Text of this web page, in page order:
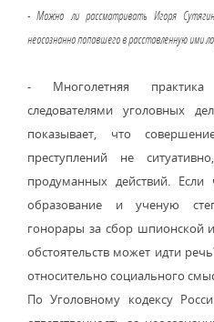
- Можно ли рассматривать Игоря
неосознанно попавшего в расставленную ими
- Многолетняя практика
следователями уголовных
показывает, что
преступлений не
продуманных действий.
образование и ученую
гонорары за сбор шпионской
обстоятельств может идти
относительно социального
По Уголовному кодексу